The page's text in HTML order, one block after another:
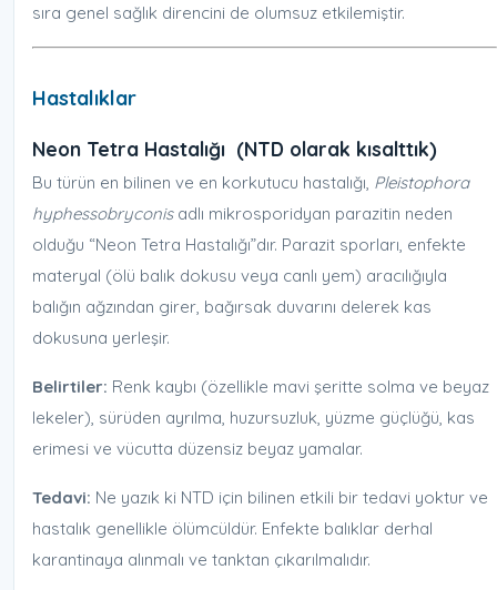
sıra genel sağlık direncini de olumsuz etkilemiştir.
Hastalıklar
Neon Tetra Hastalığı (NTD olarak kısalttık)
Bu türün en bilinen ve en korkutucu hastalığı, Pleistophora
hyphessobryconisadlı mikrosporidyan parazitin neden
olduğu “Neon Tetra Hastalığı”dır. Parazit sporları, enfekte
materyal (ölü balık dokusu veya canlı yem) aracılığıyla
balığın ağzından girer, bağırsak duvarını delerek kas
dokusuna yerleşir.
Belirtiler: Renk kaybı (özellikle mavi şeritte solma ve beyaz
lekeler), sürüden ayrılma, huzursuzluk, yüzme güçlüğü, kas
erimesi ve vücutta düzensiz beyaz yamalar.
Tedavi: Ne yazık ki NTD için bilinen etkili bir tedavi yoktur ve
hastalık genellikle ölümcüldür. Enfekte balıklar derhal
karantinaya alınmalı ve tanktan çıkarılmalıdır.